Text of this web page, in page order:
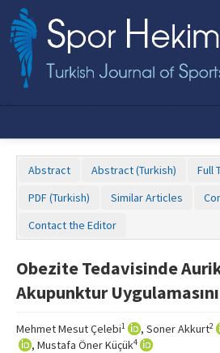
Editorial Board
Copyright Transfer Form
Abstract Abstract (Turkish)
Full
PDF (Turkish)
Similar Articles
Contact the Editor
Obezite Tedavisinde
Akupunktur
Mehmet Mesut Çelebi1 , Soner Akkurt2
, Mustafa Öner Küçük4